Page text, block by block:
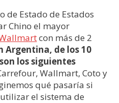
de Estado de Estados
Chino el mayor
con más de 2
Argentina, de los 10
los siguientes
Wallmart, Coto y
qué pasaría si
el sistema de